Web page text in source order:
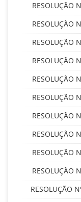
RESOLUÇÃO
RESOLUÇÃO
RESOLUÇÃO
RESOLUÇÃO
RESOLUÇÃO
RESOLUÇÃO
RESOLUÇÃO
RESOLUÇÃO
RESOLUÇÃO
RESOLUÇÃO
RESOLUÇÃO